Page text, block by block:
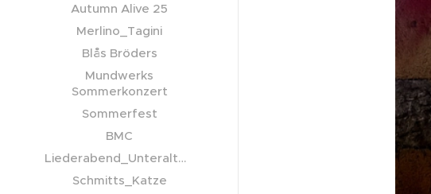
Autumn Alive 25
Merlino_Tagini
Blås Bröders
Mundwerks
Sommerkonzert
Sommerfest
BMC
Liederabend_Unteraltertheim
Schmitts_Katze